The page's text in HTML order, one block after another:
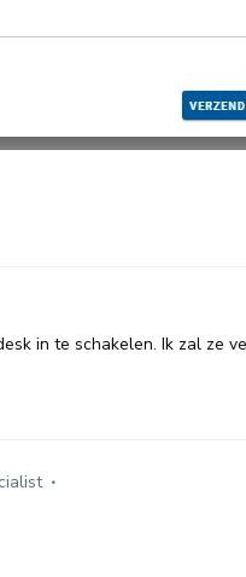
in te schakelen. Ik zal ze